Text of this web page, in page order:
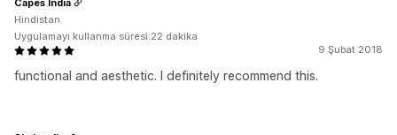
9 Şubat 2018
functional and aesthetic. I definitely recommend this.
Hindistan
Uygulamayı kullanma süresi:22 dakika